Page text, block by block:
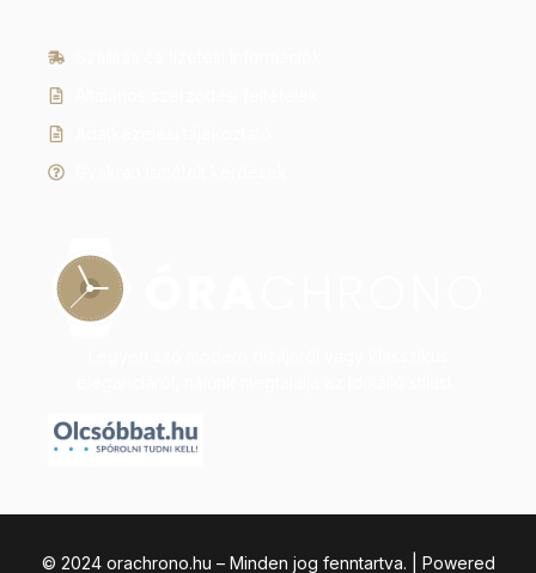
© 2024 orachrono.hu – Minden jog fenntartva. | Powered